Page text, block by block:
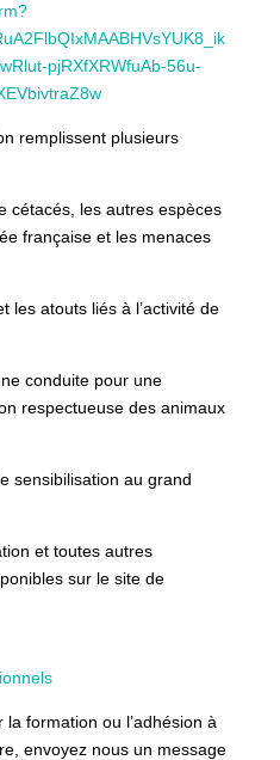
pjRXfXRWfuAb-56u-
remplissent plusieurs
cétacés, les autres espèces
française et les menaces
les atouts liés à l’activité de
conduite pour une
respectueuse des animaux
sensibilisation au grand
et toutes autres
sur le site de
formation ou l’adhésion à
envoyez nous un message